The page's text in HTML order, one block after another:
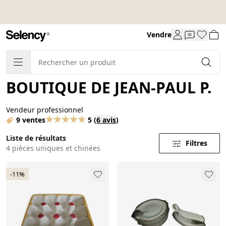
Vendre
BOUTIQUE DE JEAN-PAUL P.
Vendeur professionnel
9 ventes
5 (6 avis)
Liste de résultats
4 pièces uniques et chinées
Filtres
-11%